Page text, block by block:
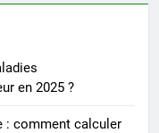
en 2025 ?
: comment calculer